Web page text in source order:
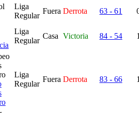
Liga
Regular
Fuera Derrota 63 - 61
Liga
Regular
Casa Victoria 84 - 54
Liga
Regular
Fuera Derrota 83 - 66